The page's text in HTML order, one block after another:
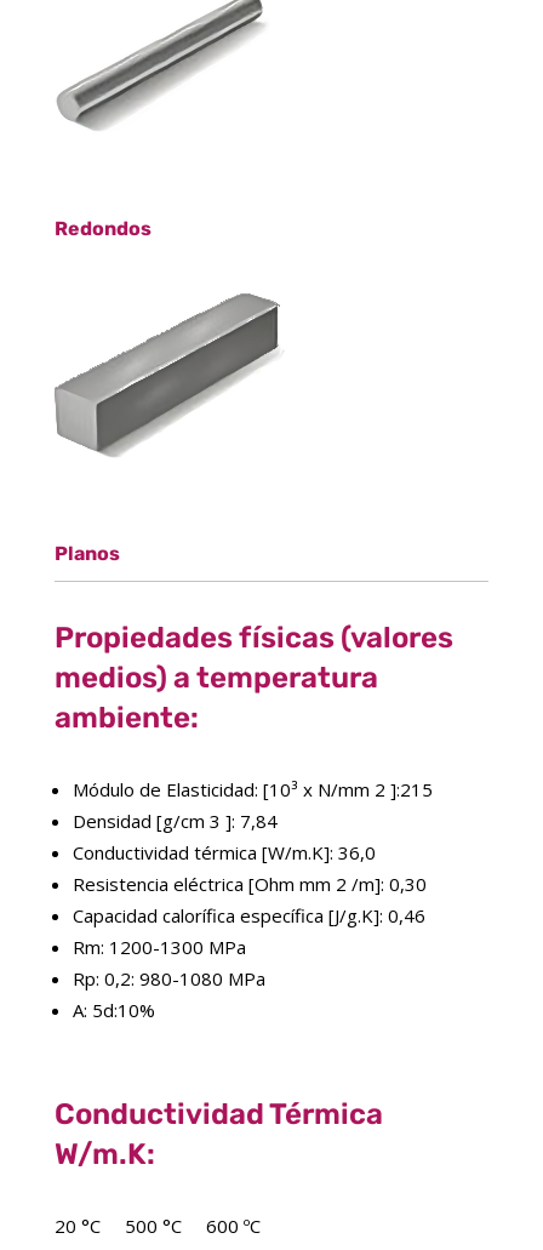
Redondos
Planos
Propiedades físicas (valores
medios) a temperatura
ambiente:
Módulo de Elasticidad: [10³ x N/mm 2 ]:215
Densidad [g/cm 3 ]: 7,84
Conductividad térmica [W/m.K]: 36,0
Resistencia eléctrica [Ohm mm 2 /m]: 0,30
Capacidad calorífica específica [J/g.K]: 0,46
Rm: 1200-1300 MPa
Rp: 0,2: 980-1080 MPa
A: 5d:10%
Conductividad Térmica
W/m.K:
20 °C 500 °C
600 ºC